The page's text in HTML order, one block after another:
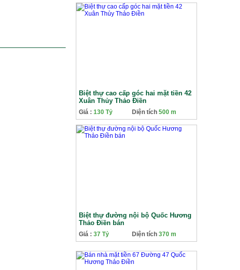
Biệt thự cao cấp góc hai mặt tiền 42
Xuân Thủy Thảo Điền
Giá : 130 Tỷ Diện tích 500 m
Biệt thự đường nội bộ Quốc Hương
Thảo Điền bán
Giá : 37 Tỷ Diện tích 370 m